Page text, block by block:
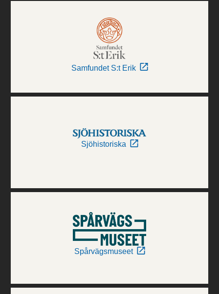
Samfundet S:t Erik
Sjöhistoriska
Spårvägsmuseet